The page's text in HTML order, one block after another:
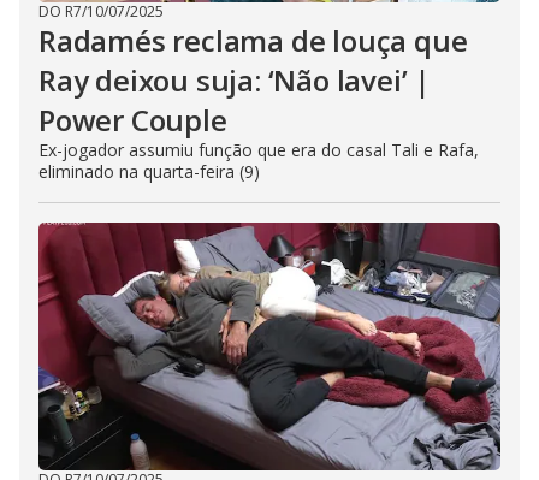
DO R7/10/07/2025
Radamés reclama de louça que
Ray deixou suja: ‘Não lavei’ |
Power Couple
Ex-jogador assumiu função que era do casal Tali e Rafa,
eliminado na quarta-feira (9)